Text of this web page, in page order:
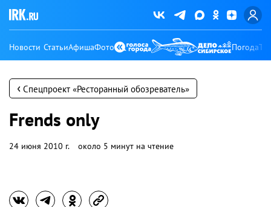
Новости СтатьиАфишаФото Погода
‹ Спецпроект «Ресторанный обозреватель»
Frends only
24 июня 2010 г. около 5 минут на чтение